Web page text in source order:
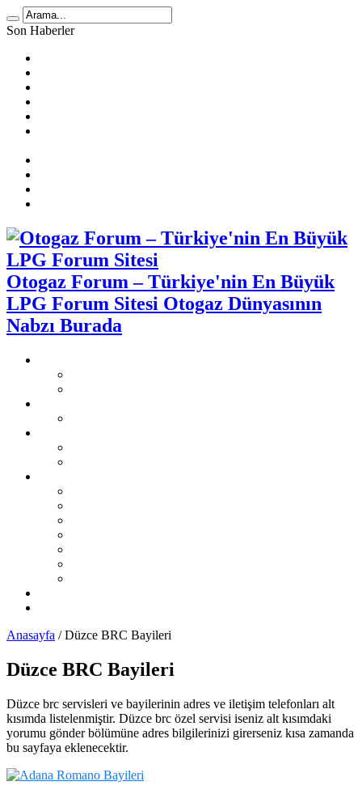
Son Haberler
Otogaz Forum – Türkiye'nin En Büyük
LPG Forum Sitesi Otogaz Dünyasının
Nabzı Burada
Anasayfa /Düzce BRC Bayileri
Düzce BRC Bayileri
Düzce brc servisleri ve bayilerinin adres ve iletişim telefonları alt
kısımda listelenmiştir. Düzce brc özel servisi iseniz alt kısımdaki
yorumu gönder bölümüne adres bilgilerinizi girerseniz kısa zamanda
bu sayfaya eklenecektir.